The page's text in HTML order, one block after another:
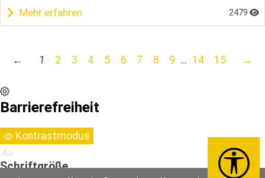
Mehr erfahren 2479
← 1 2 3 4 5 6 7 8 9 … 14 15 →
Barrierefreiheit
Kontrastmodus
Schriftgröße